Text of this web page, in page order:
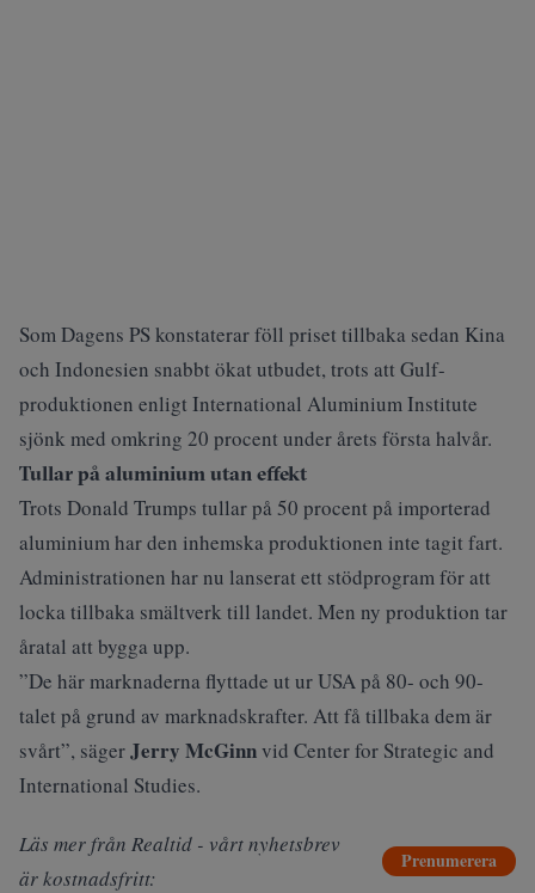
SomDagens PSkonstaterar föll priset tillbaka sedan Kina
och Indonesien snabbt ökat utbudet, trots att Gulf-
produktionen enligt International Aluminium Institute
sjönk med omkring 20 procent under årets första halvår.
Tullar på aluminium utan effekt
Trots Donald Trumps tullar på 50 procent på importerad
aluminium har den inhemska produktionen inte tagit fart.
Administrationen har nu lanserat ett stödprogram för att
locka tillbaka smältverk till landet. Men ny produktion tar
åratal att bygga upp.
”De här marknaderna flyttade ut ur USA på 80- och 90-
talet på grund av marknadskrafter. Att få tillbaka dem är
svårt”, sägerJerry McGinnvid Center for Strategic and
International Studies.
Läs mer från Realtid - vårt nyhetsbrev
är kostnadsfritt:
Prenumerera